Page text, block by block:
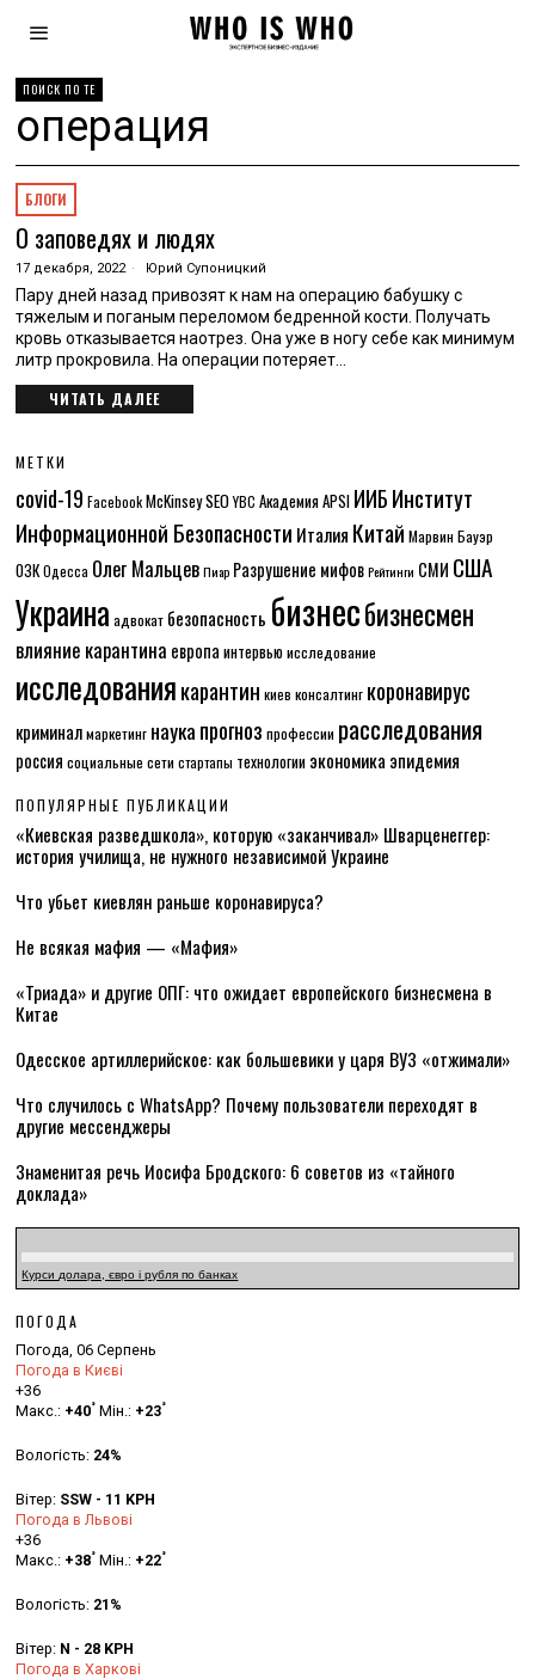
ПОИСК ПО ТЕ
операция
БЛОГИ
О заповедях и людях
17 декабря, 2022 Юрий Супоницкий
Пару дней назад привозят к нам на операцию бабушку с
тяжелым и поганым переломом бедренной кости. Получать
кровь отказывается наотрез. Она уже в ногу себе как минимум
литр прокровила. На операции потеряет…
ЧИТАТЬ ДАЛЕЕ
МЕТКИ
covid-19 Facebook McKinseySEO YBC Академия APSI ИИБИнститут
Информационной Безопасности Италия Китай Марвин Бауэр
ОЗК Одесса Олег Мальцев Пиар Разрушение мифов Рейтинги СМИ США
Украина адвокат безопасность бизнесбизнесмен
влияние карантина европа интервьюисследование
исследованиякарантин киев консалтинг коронавирус
криминалмаркетинг наукапрогноз профессии расследования
россия социальные сети стартапы технологии экономика эпидемия
ПОПУЛЯРНЫЕ ПУБЛИКАЦИИ
«Киевская разведшкола», которую «заканчивал» Шварценеггер:
история училища, не нужного независимой Украине
Что убьет киевлян раньше коронавируса?
Не всякая мафия — «Мафия»
«Триада» и другие ОПГ: что ожидает европейского бизнесмена в
Китае
Одесское артиллерийское: как большевики у царя ВУЗ «отжимали»
Что случилось с WhatsApp? Почему пользователи переходят в
другие мессенджеры
Знаменитая речь Иосифа Бродского: 6 советов из «тайного
доклада»
Курси долара, євро і рубля по банках
ПОГОДА
Погода, 06 Серпень
Погода в Києві
+36
Макс.: +40° Мін.: +23°
Вологість: 24%
Вітер: SSW - 11 KPH
Погода в Львові
+36
Макс.: +38° Мін.: +22°
Вологість: 21%
Вітер: N - 28 KPH
Погода в Харкові